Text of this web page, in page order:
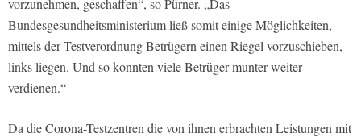
vorzunehmen, geschaffen“, so Pürner. „Das
Bundesgesundheitsministerium ließ somit einige Möglichkeiten,
mittels der Testverordnung Betrügern einen Riegel vorzuschieben,
links liegen. Und so konnten viele Betrüger munter weiter
verdienen.“
Da die Corona-Testzentren die von ihnen erbrachten Leistungen mit